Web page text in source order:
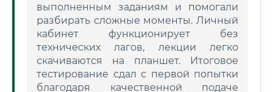
выполненным заданиям и помогали
разбирать сложные моменты. Личный
кабинет функционирует без
технических лагов, лекции легко
скачиваются на планшет. Итоговое
тестирование сдал с первой попытки
благодаря качественной подаче